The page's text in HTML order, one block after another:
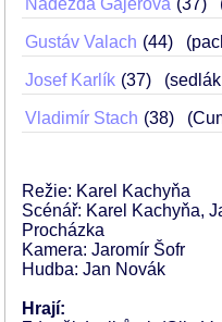
Naděžda Gajerová 37
Gustáv Valach 44
Josef Karlík 37
Vladimír Stach 38
Režie: Karel Kachyňa
Scénář: Karel Kachyňa,
Procházka
Kamera: Jaromír Šofr
Hudba: Jan Novák
Hrají: